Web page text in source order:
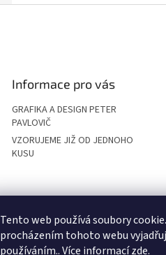
Tento web používá soubory
procházením tohoto webu
používáním.. Více informacízde.
Informace pro vás
GRAFIKA A DESIGN PETER
PAVLOVIČ
VZORUJEME JIŽ OD JEDNOHO
KUSU